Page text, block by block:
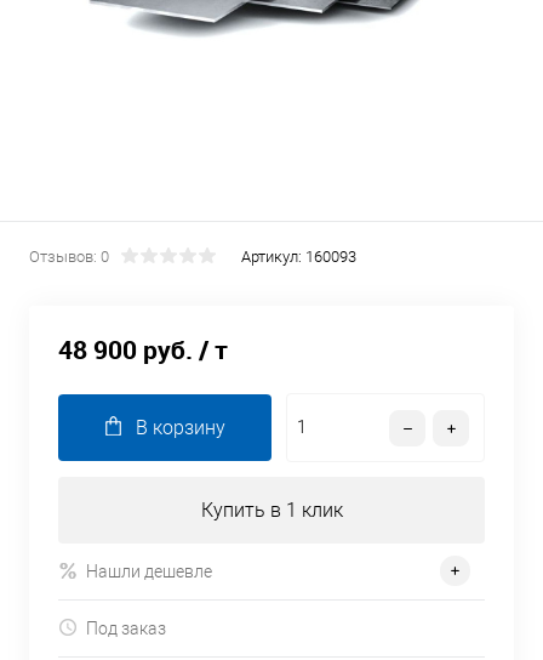
Отзывов: 0 Артикул: 160093
48 900 руб. / т
В корзину
Купить в 1 клик
Нашли дешевле
Под заказ